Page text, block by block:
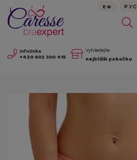
Infolinka
+420 602 300 415
Vyhledejte
nejbližší pobočku
EN РУС